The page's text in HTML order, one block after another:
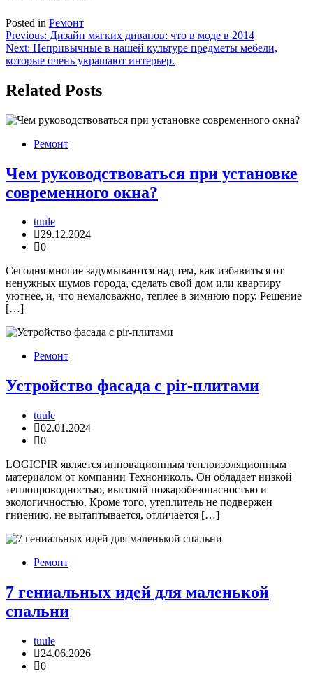
Posted in Ремонт
Навигация
по
Previous: Дизайн мягких диванов: что в моде в 2014
Next: Непривычные в нашей культуре предметы мебели,
которые очень украшают интерьер.
Related Posts
Ремонт
Чем руководствоваться при установке
современного окна?
tuule
29.12.2024
0
Сегодня многие задумываются над тем, как избавиться от
ненужных шумов города, сделать свой дом или квартиру
уютнее, и, что немаловажно, теплее в зимнюю пору. Решение
[…]
Ремонт
Устройство фасада с pir-плитами
tuule
02.01.2024
0
LOGICPIR является инновационным теплоизоляционным
материалом от компании Технониколь. Он обладает низкой
теплопроводностью, высокой пожаробезопасностью и
экологичностью. Кроме того, утеплитель не подвержен
гниению, не вытаптывается, отличается […]
Ремонт
7 гениальных идей для маленькой
спальни
tuule
24.06.2026
0